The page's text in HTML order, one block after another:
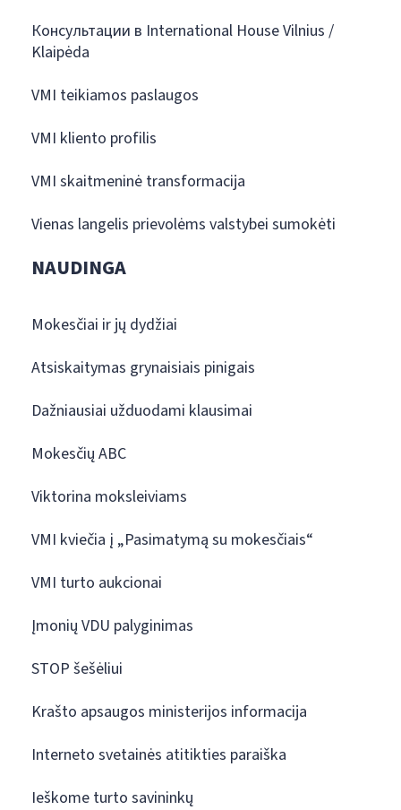
Консультации в International House Vilnius /
Klaipėda
VMI teikiamos paslaugos
VMI kliento profilis
VMI skaitmeninė transformacija
Vienas langelis prievolėms valstybei sumokėti
NAUDINGA
Mokesčiai ir jų dydžiai
Atsiskaitymas grynaisiais pinigais
Dažniausiai užduodami klausimai
Mokesčių ABC
Viktorina moksleiviams
VMI kviečia į „Pasimatymą su mokesčiais“
VMI turto aukcionai
Įmonių VDU palyginimas
STOP šešėliui
Krašto apsaugos ministerijos informacija
Interneto svetainės atitikties paraiška
Ieškome turto savininkų